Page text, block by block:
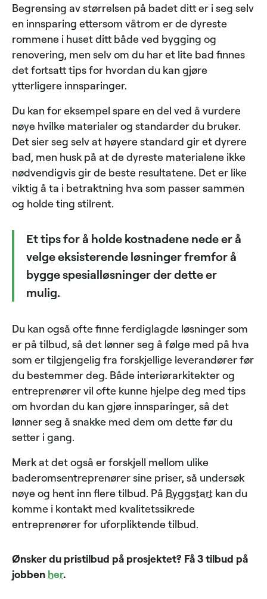
Begrensing av størrelsen på badet ditt er i seg selv
en innsparing ettersom våtrom er de dyreste
rommene i huset ditt både ved bygging og
renovering, men selv om du har et lite bad finnes
det fortsatt tips for hvordan du kan gjøre
ytterligere innsparinger.
Du kan for eksempel spare en del ved å vurdere
nøye hvilke materialer og standarder du bruker.
Det sier seg selv at høyere standard gir et dyrere
bad, men husk på at de dyreste materialene ikke
nødvendigvis gir de beste resultatene. Det er like
viktig å ta i betraktning hva som passer sammen
og holde ting stilrent.
Et tips for å holde kostnadene nede er å
velge eksisterende løsninger fremfor å
bygge spesialløsninger der dette er
mulig.
Du kan også ofte finne ferdiglagde løsninger som
er på tilbud, så det lønner seg å følge med på hva
som er tilgjengelig fra forskjellige leverandører før
du bestemmer deg. Både interiørarkitekter og
entreprenører vil ofte kunne hjelpe deg med tips
om hvordan du kan gjøre innsparinger, så det
lønner seg å snakke med dem om dette før du
setter i gang.
Merk at det også er forskjell mellom ulike
baderomsentreprenører sine priser, så undersøk
nøye og hent inn flere tilbud. På Byggstart kan du
komme i kontakt med kvalitetssikrede
entreprenører for uforpliktende tilbud.
Ønsker du pristilbud på prosjektet? Få 3 tilbud på
jobben her.